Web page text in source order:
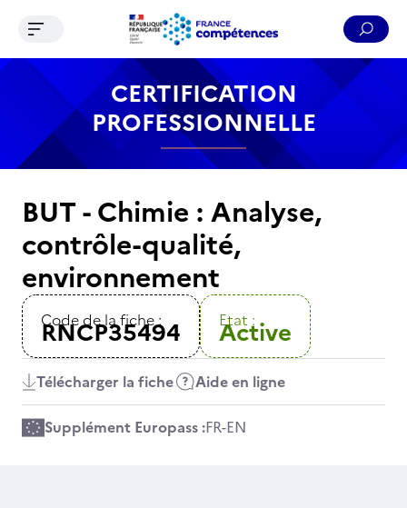
Contenu Recherche Menu Pied de page
Ouvrir le menu de navigation
CERTIFICATION
PROFESSIONNELLE
BUT - Chimie : Analyse,
contrôle-qualité,
environnement
Code de la fiche :
RNCP35494 Etat :
Active
Télécharger la fiche Aide en ligne
Supplément Europass :FR-EN